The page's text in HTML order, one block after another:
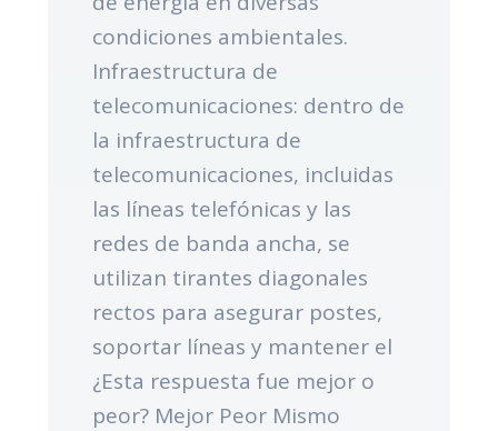
condiciones ambientales.
Infraestructura de
telecomunicaciones: dentro de
la infraestructura de
telecomunicaciones, incluidas
las líneas telefónicas y las
redes de banda ancha, se
utilizan tirantes diagonales
rectos para asegurar postes,
soportar líneas y mantener el
¿Esta respuesta fue mejor o
peor? Mejor Peor Mismo